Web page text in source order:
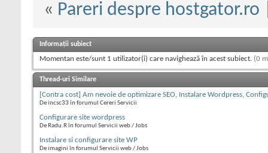
« Pareri despre hostgator.ro
Informații subiect
Momentan este/sunt 1 utilizator(i) care navighează în acest subiect. (0
Thread-uri Similare
[Contra cost] Am nevoie de optimizare SEO, Instalare Wordpress,
De incsc33 în forumul Cereri Servicii
Configurare site wordpress
De Radu.R în forumul Servicii web / Jobs
Instalare si configurare site WP
De imagini în forumul Servicii web / Jobs